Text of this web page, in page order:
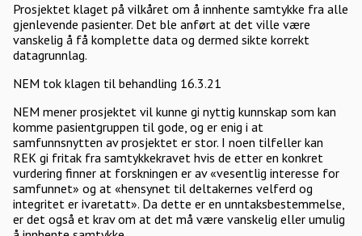
Prosjektet klaget på vilkåret om å innhente samtykke fra alle
gjenlevende pasienter. Det ble anført at det ville være
vanskelig å få komplette data og dermed sikte korrekt
datagrunnlag.
NEM tok klagen til behandling 16.3.21
NEM mener prosjektet vil kunne gi nyttig kunnskap som kan
komme pasientgruppen til gode, og er enig i at
samfunnsnytten av prosjektet er stor. I noen tilfeller kan
REK gi fritak fra samtykkekravet hvis de etter en konkret
vurdering finner at forskningen er av «vesentlig interesse for
samfunnet» og at «hensynet til deltakernes velferd og
integritet er ivaretatt». Da dette er en unntaksbestemmelse,
er det også et krav om at det må være vanskelig eller umulig